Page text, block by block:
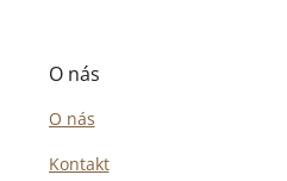
O nás
O nás
Kontakt